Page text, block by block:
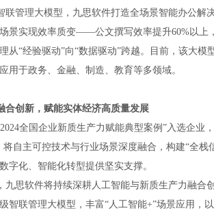
联管理大模型，九思软件打造全场景智能办公解
景实现效率质变——公文撰写效率提升60%以上
从“经验驱动”向“数据驱动”跨越。目前，该大模
用于政务、金融、制造、教育等多领域。
合创新，赋能实体经济高质量发展
全国企业新质生产力赋能典型案例”入选企业
将自主可控技术与行业场景深度融合，构建“全栈
字化、智能化转型提供坚实支撑。
九思软件将持续深耕人工智能与新质生产力融合
智联管理大模型，丰富“人工智能+”场景应用，